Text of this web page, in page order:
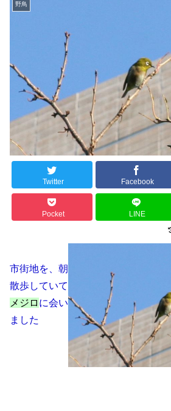
野鳥
Twitter Facebook
Pocket LINE
市街地を、朝
散歩していて
メジロ に会い
ました